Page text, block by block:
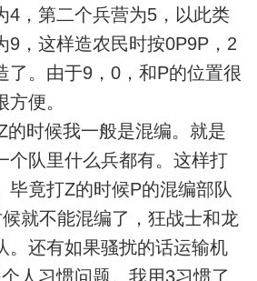
4，第二个兵营为5，以此类
9，这样造农民时按0P9P，2
了。由于9，0，和P的位置很
便。
的时候我一般是混编。就是
个队里什么兵都有。这样打
毕竟打Z的时候P的混编部队
就不能混编了，狂战士和龙
。还有如果骚扰的话运输机
人习惯问题。我用3习惯了